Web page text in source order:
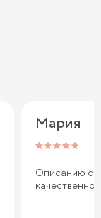
Мария
Описанию
качественно